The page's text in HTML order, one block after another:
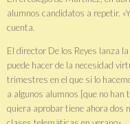
alumnos candidatos a repetir.
cuenta.
El director De los Reyes lanza
puede hacer de la necesidad
trimestres en el que si lo
a algunos alumnos [que no
quiera aprobar tiene ahora dos